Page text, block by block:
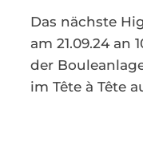
Das nächste
am 21.09.24 an
der
im Tête à Tête